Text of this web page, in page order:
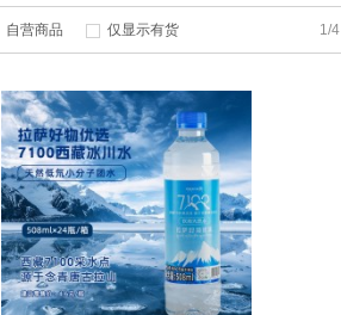
自营商品 仅显示有货 1/4